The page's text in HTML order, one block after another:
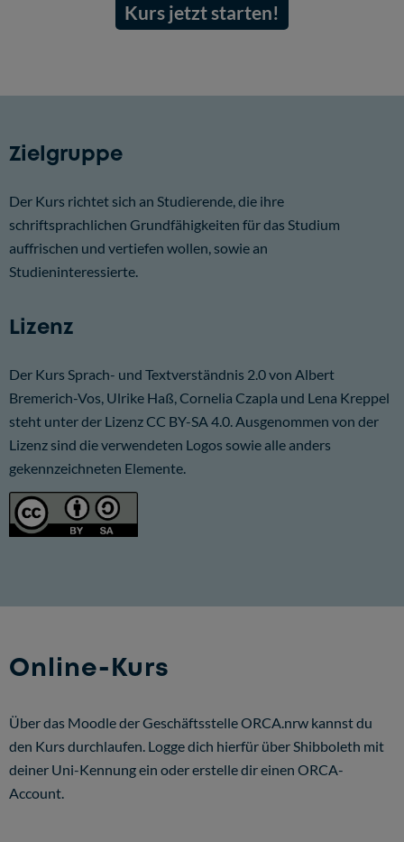
Kurs jetzt starten!
Zielgruppe
Der Kurs richtet sich an Studierende, die ihre
schriftsprachlichen Grundfähigkeiten für das Studium
auffrischen und vertiefen wollen, sowie an
Studieninteressierte.
Lizenz
Der Kurs Sprach- und Textverständnis 2.0 von Albert
Bremerich-Vos, Ulrike Haß, Cornelia Czapla und Lena Kreppel
steht unter der LizenzCC BY-SA 4.0 . Ausgenommen von der
Lizenz sind die verwendeten Logos sowie alle anders
gekennzeichneten Elemente.
Online-Kurs
Über das Moodle der Geschäftsstelle ORCA.nrw kannst du
den Kurs durchlaufen. Logge dich hierfür über Shibboleth mit
deiner Uni-Kennung ein oder erstelle dir einen ORCA-
Account.